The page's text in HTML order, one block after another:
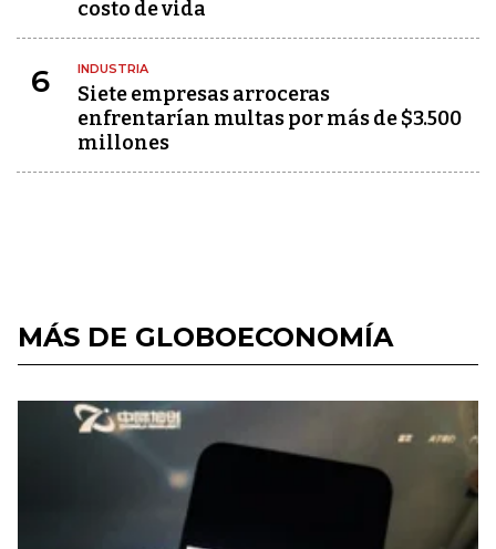
costo de vida
6 INDUSTRIA
Siete empresas arroceras
enfrentarían multas por más de $3.500
millones
MÁS DE GLOBOECONOMÍA